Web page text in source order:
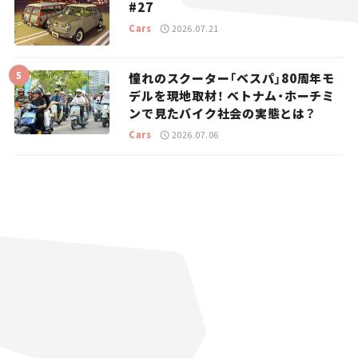
#27
Cars 2026.07.21
憧れのスクーター「ベスパ」80周年モ
デルを現地取材！ ベトナム・ホーチミ
ンで見たバイク社会の実態とは？
Cars 2026.07.06